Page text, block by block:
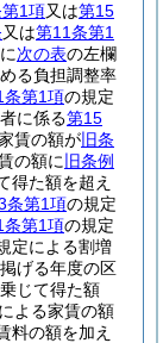
1項又は第15
又は第11条第1
次の表の左欄
る負担調整率
条第1項の規定
に係る第15
賃の額が 旧条
の額に 旧条例
得た額を超え
条第1項の規定
条第1項の規定
定による割増
げる年度の区
じて得た額
よる家賃の額
料の額を加え